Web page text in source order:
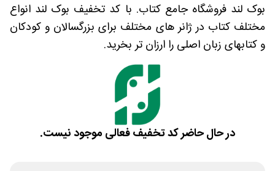
بوک لند فروشگاه جامع کتاب. با کد تخفیف بوک لند انواع
مختلف کتاب در ژانر های مختلف برای بزرگسالان و کودکان
و کتابهای زبان اصلی را ارزان تر بخرید.
در حال حاضر کد تخفیف فعالی موجود نیست.